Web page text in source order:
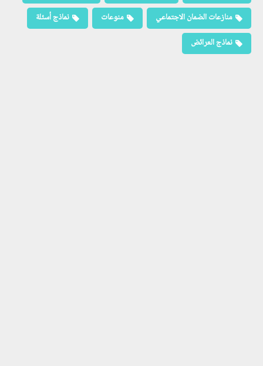
منازعات الضمان الاجتماعي
منوعات
نماذج أسئلة
نماذج العرائض